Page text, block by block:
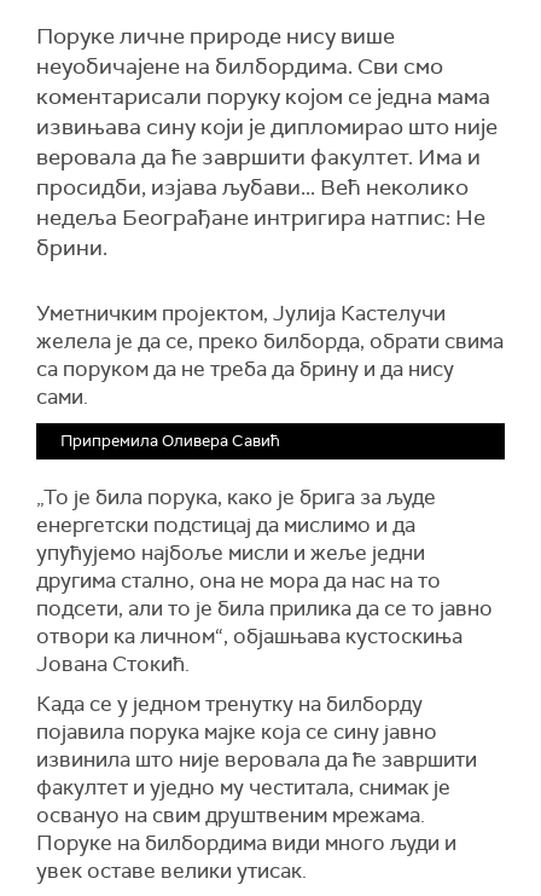
Поруке личне природе нису више
неуобичајене на билбордима. Сви смо
коментарисали поруку којом се једна мама
извињава сину који је дипломирао што није
веровала да ће завршити факултет. Има и
просидби, изјава љубави... Већ неколико
недеља Београђане интригира натпис: Не
брини.
Уметничким пројектом, Јулија Кастелучи
желела је да се, преко билборда, обрати свима
са поруком да не треба да брину и да нису
сами.
Припремила Оливера Савић
„То је била порука, како је брига за људе
енергетски подстицај да мислимо и да
упућујемо најбоље мисли и жеље једни
другима стално, она не мора да нас на то
подсети, али то је била прилика да се то јавно
отвори ка личном“, објашњава кустоскиња
Јована Стокић.
Када се у једном тренутку на билборду
појавила порука мајке која се сину јавно
извинила што није веровала да ће завршити
факултет и уједно му честитала, снимак је
освануо на свим друштвеним мрежама.
Поруке на билбордима види много људи и
увек оставе велики утисак.